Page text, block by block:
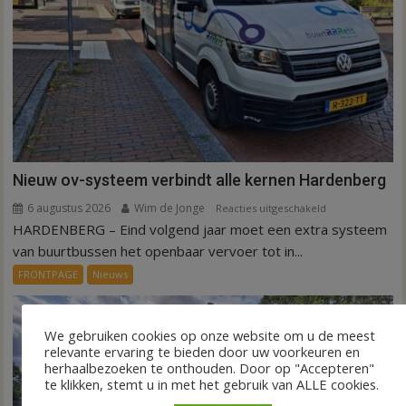
Nieuw ov-systeem verbindt alle kernen Hardenberg
6 augustus 2026 Wim de Jonge Reacties uitgeschakeld
Nieuw
alle
HARDENBERG – Eind volgend jaar moet een extra systeem
van buurtbussen het openbaar vervoer tot in...
FRONTPAGE Nieuws
We gebruiken cookies op onze website om u de meest
relevante ervaring te bieden door uw voorkeuren en
herhaalbezoeken te onthouden. Door op "Accepteren"
te klikken, stemt u in met het gebruik van ALLE cookies.